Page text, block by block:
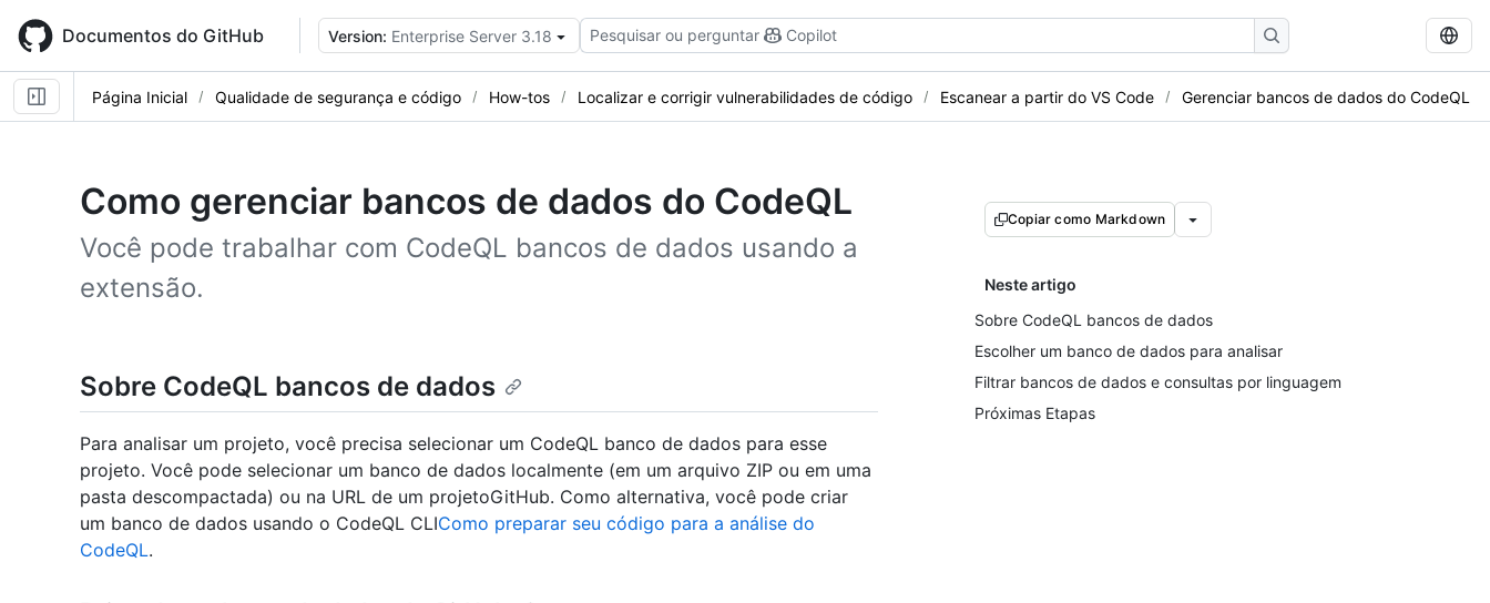
main
content
Documentos do GitHub Version: Enterprise Server 3.18 Pesquisar ou perguntar Copilot
Página Inicial Qualidade de segurança e código How-tos Localizar e corrigir vulnerabilidades de código Escanear a partir do VS Code Gerenciar bancos de dados do CodeQL
Como gerenciar bancos de dados do CodeQL
Você pode trabalhar com CodeQL bancos de dados usando a
extensão.
Copiar como Markdown
Neste artigo
Sobre CodeQL bancos de dados
Escolher um banco de dados para analisar
Filtrar bancos de dados e consultas por linguagem
Próximas Etapas
Sobre CodeQL bancos de dados
Para analisar um projeto, você precisa selecionar um CodeQL banco de dados para esse
projeto. Você pode selecionar um banco de dados localmente (em um arquivo ZIP ou em uma
pasta descompactada) ou na URL de um projetoGitHub. Como alternativa, você pode criar
um banco de dados usando o CodeQL CLIComo preparar seu código para a análise do
CodeQL.